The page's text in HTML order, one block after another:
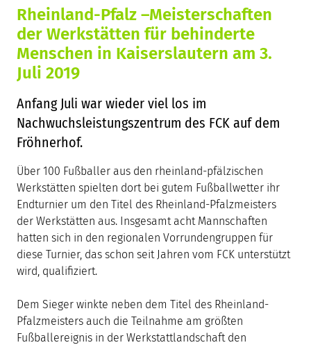
Rheinland-Pfalz –Meisterschaften
der Werkstätten für behinderte
Menschen in Kaiserslautern am 3.
Juli 2019
Anfang Juli war wieder viel los im
Nachwuchsleistungszentrum des FCK auf dem
Fröhnerhof.
Über 100 Fußballer aus den rheinland-pfälzischen
Werkstätten spielten dort bei gutem Fußballwetter ihr
Endturnier um den Titel des Rheinland-Pfalzmeisters
der Werkstätten aus. Insgesamt acht Mannschaften
hatten sich in den regionalen Vorrundengruppen für
diese Turnier, das schon seit Jahren vom FCK unterstützt
wird, qualifiziert.
Dem Sieger winkte neben dem Titel des Rheinland-
Pfalzmeisters auch die Teilnahme am größten
Fußballereignis in der Werkstattlandschaft den